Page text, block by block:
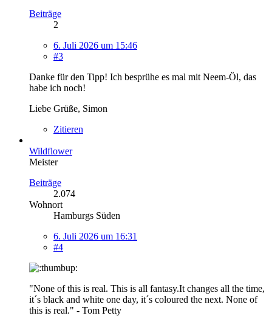
Beiträge
2
6. Juli 2026 um 15:46
#3
Danke für den Tipp! Ich besprühe es mal mit Neem-Öl, das
habe ich noch!
Liebe Grüße, Simon
Zitieren
Wildflower
Meister
Beiträge
2.074
Wohnort
Hamburgs Süden
6. Juli 2026 um 16:31
#4
"None of this is real. This is all fantasy.It changes all the time,
it´s black and white one day, it´s coloured the next. None of
this is real." - Tom Petty